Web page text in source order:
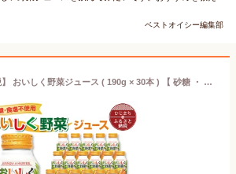
ベストオイシー編集部
【ふるさと納税】 おいしく野菜ジュース ( 190g × 30本 ) 【 砂糖 ・ 食塩 不使用 】 野菜ジュース 健康 野菜ドリンク ご当地ドリンク お取り寄せ 人気 美味しい ビタミン 栄養補給 【1104727】